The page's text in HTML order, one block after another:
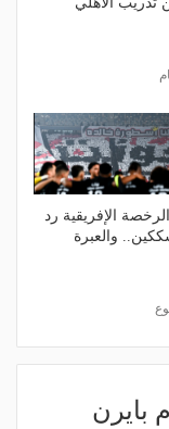
الإفريقية رد
والعبرة
بايرن